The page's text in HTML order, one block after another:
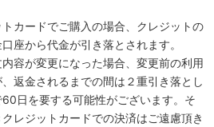
カードでご購入の場合、クレジットの
座から代金が引き落とされます。
容が変更になった場合、変更前の利用
返金されるまでの間は２重引き落とし
日を要する可能性がございます。そ
レジットカードでの決済はご遠慮頂き